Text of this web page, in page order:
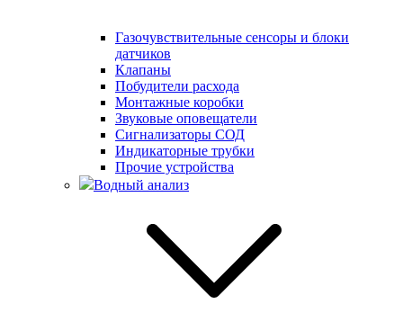
Газочувствительные сенсоры и блоки
датчиков
Клапаны
Побудители расхода
Монтажные коробки
Звуковые оповещатели
Сигнализаторы СОД
Индикаторные трубки
Прочие устройства
Водный анализ